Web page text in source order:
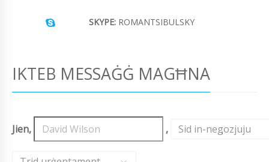
SKYPE: ROMANTSIBULSKY
IKTEB MESSAĠĠ MAGĦNA
Jien, , Sid in-negozjuju
,